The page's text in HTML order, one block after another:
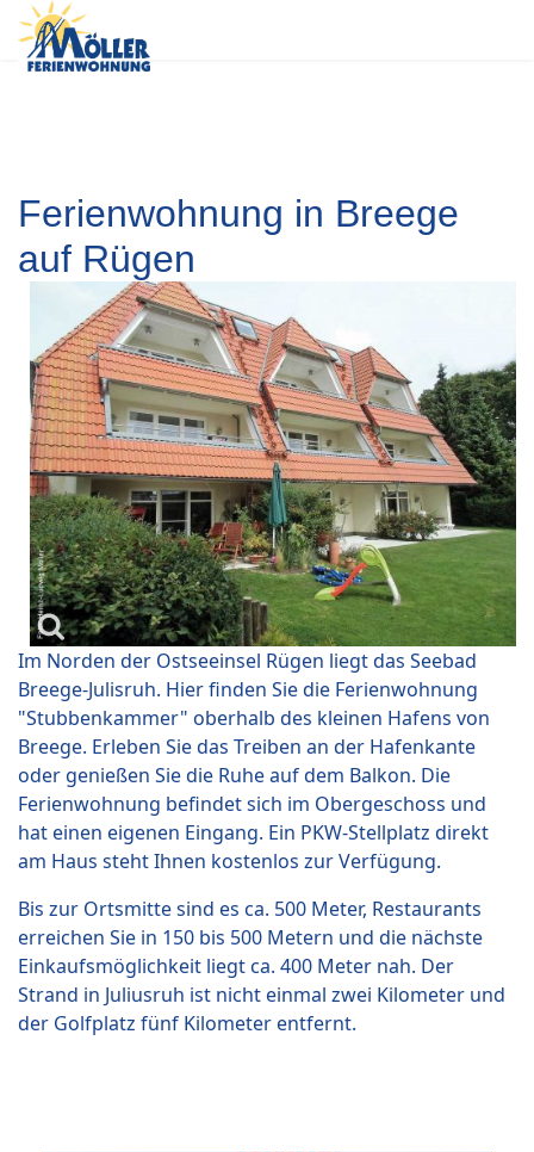
Ferienwohnung in Breege
auf Rügen
Im Norden der Ostseeinsel Rügen liegt das Seebad
Breege-Julisruh. Hier finden Sie die Ferienwohnung
"Stubbenkammer" oberhalb des kleinen Hafens von
Breege. Erleben Sie das Treiben an der Hafenkante
oder genießen Sie die Ruhe auf dem Balkon. Die
Ferienwohnung befindet sich im Obergeschoss und
hat einen eigenen Eingang. Ein PKW-Stellplatz direkt
am Haus steht Ihnen kostenlos zur Verfügung.
Bis zur Ortsmitte sind es ca. 500 Meter, Restaurants
erreichen Sie in 150 bis 500 Metern und die nächste
Einkaufsmöglichkeit liegt ca. 400 Meter nah. Der
Strand in Juliusruh ist nicht einmal zwei Kilometer und
der Golfplatz fünf Kilometer entfernt.